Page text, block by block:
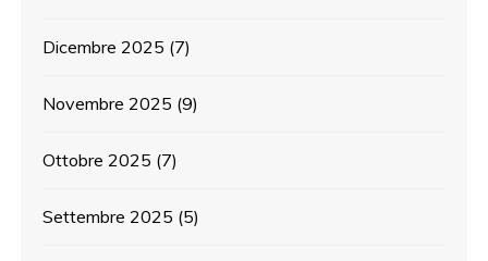
Dicembre 2025 (7)
Novembre 2025 (9)
Ottobre 2025 (7)
Settembre 2025 (5)